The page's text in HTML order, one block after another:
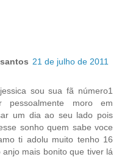
21 de julho de 2011
sou sua fã número1
pessoalmente moro em
um dia ao seu lado pois
sonho quem sabe voce
ti adolu muito tenho 16
mais bonito que tiver lá